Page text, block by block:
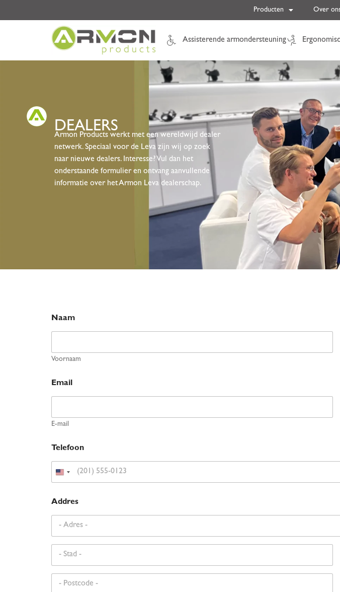
Producten Over
Assisterende armondersteuning
DEALERS
Armon Products werkt met een wereldwijd dealer
netwerk. Speciaal voor de Leva zijn wij op zoek
naar nieuwe dealers. Interesse? Vul dan het
onderstaande formulier en ontvang aanvullende
informatie over het Armon Leva dealerschap.
Naam
Voornaam
Email
E-mail
Telefoon
Addres